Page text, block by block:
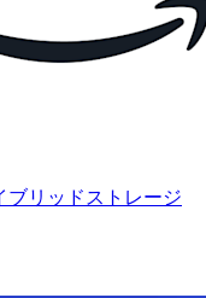
リッドストレージ